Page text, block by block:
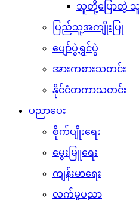
သူတို့ပြောတဲ့
ပြည်သူ့အကျိုးပြု
ပျော်ပွဲရွှင်ပွဲ
အားကစားသတင်း
နိုင်ငံတကာသတင်း
ပညာပေး
စိုက်ပျိုးရေး
မွေးမြူရေး
ကျန်းမာရေး
လက်မှုပညာ